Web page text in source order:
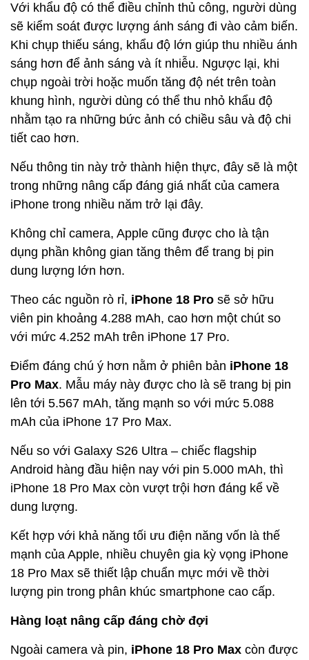
Với khẩu độ có thể điều chỉnh thủ công, người dùng
sẽ kiểm soát được lượng ánh sáng đi vào cảm biến.
Khi chụp thiếu sáng, khẩu độ lớn giúp thu nhiều ánh
sáng hơn để ảnh sáng và ít nhiễu. Ngược lại, khi
chụp ngoài trời hoặc muốn tăng độ nét trên toàn
khung hình, người dùng có thể thu nhỏ khẩu độ
nhằm tạo ra những bức ảnh có chiều sâu và độ chi
tiết cao hơn.
Nếu thông tin này trở thành hiện thực, đây sẽ là một
trong những nâng cấp đáng giá nhất của camera
iPhone trong nhiều năm trở lại đây.
Không chỉ camera, Apple cũng được cho là tận
dụng phần không gian tăng thêm để trang bị pin
dung lượng lớn hơn.
Theo các nguồn rò rỉ, iPhone 18 Pro sẽ sở hữu
viên pin khoảng 4.288 mAh, cao hơn một chút so
với mức 4.252 mAh trên iPhone 17 Pro.
Điểm đáng chú ý hơn nằm ở phiên bản iPhone 18
Pro Max. Mẫu máy này được cho là sẽ trang bị pin
lên tới 5.567 mAh, tăng mạnh so với mức 5.088
mAh của iPhone 17 Pro Max.
Nếu so với Galaxy S26 Ultra – chiếc flagship
Android hàng đầu hiện nay với pin 5.000 mAh, thì
iPhone 18 Pro Max còn vượt trội hơn đáng kể về
dung lượng.
Kết hợp với khả năng tối ưu điện năng vốn là thế
mạnh của Apple, nhiều chuyên gia kỳ vọng iPhone
18 Pro Max sẽ thiết lập chuẩn mực mới về thời
lượng pin trong phân khúc smartphone cao cấp.
Hàng loạt nâng cấp đáng chờ đợi
Ngoài camera và pin, iPhone 18 Pro Max còn được